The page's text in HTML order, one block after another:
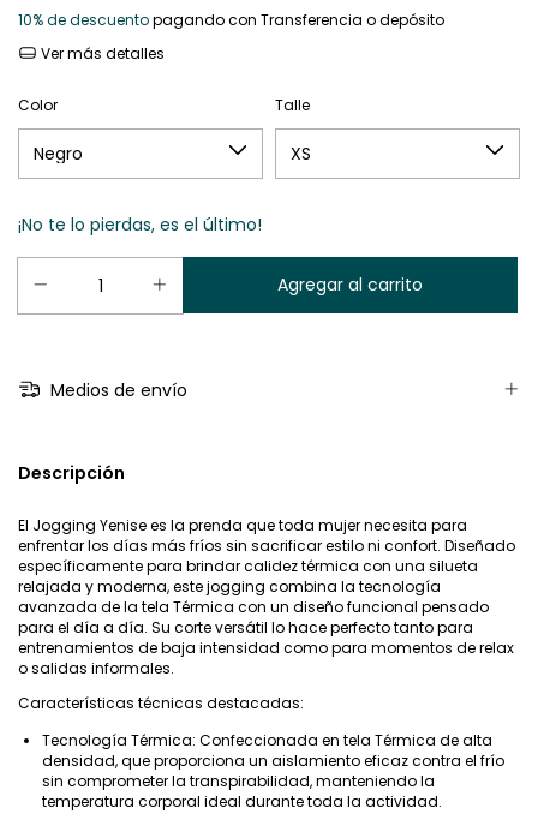
10% de descuentopagando con Transferencia o depósito
Ver más detalles
Color Talle
¡No te lo pierdas, es el último!
Medios de envío
Descripción
El Jogging Yenise es la prenda que toda mujer necesita para
enfrentar los días más fríos sin sacrificar estilo ni confort. Diseñado
específicamente para brindar calidez térmica con una silueta
relajada y moderna, este jogging combina la tecnología
avanzada de la tela Térmica con un diseño funcional pensado
para el día a día. Su corte versátil lo hace perfecto tanto para
entrenamientos de baja intensidad como para momentos de relax
o salidas informales.
Características técnicas destacadas:
Tecnología Térmica: Confeccionada en tela Térmica de alta
densidad, que proporciona un aislamiento eficaz contra el frío
sin comprometer la transpirabilidad, manteniendo la
temperatura corporal ideal durante toda la actividad.